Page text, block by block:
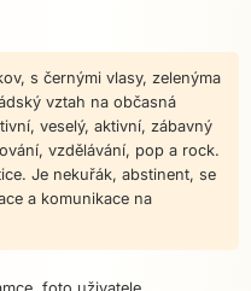
s černými vlasy, zelenýma
vztah na občasná
veselý, aktivní, zábavný
vzdělávání, pop a rock.
Je nekuřák, abstinent, se
a komunikace na